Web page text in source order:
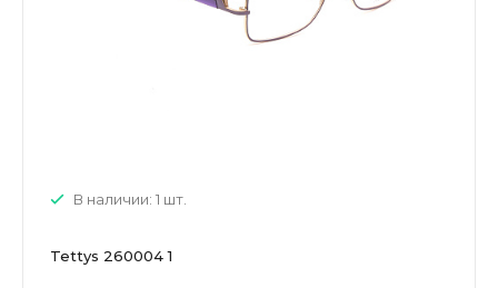
В наличии: 1 шт.
Tettys 260004 1